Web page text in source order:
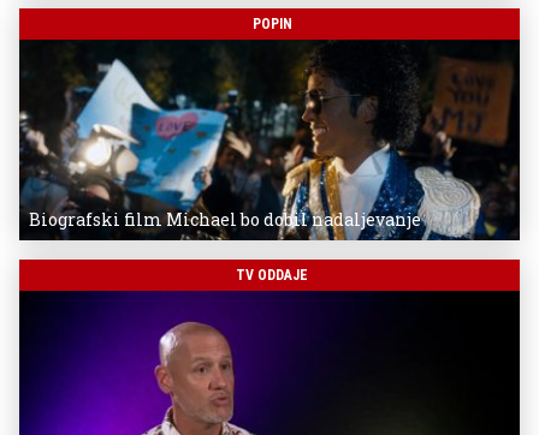
POPIN
Biografski film Michael bo dobil nadaljevanje
TV ODDAJE